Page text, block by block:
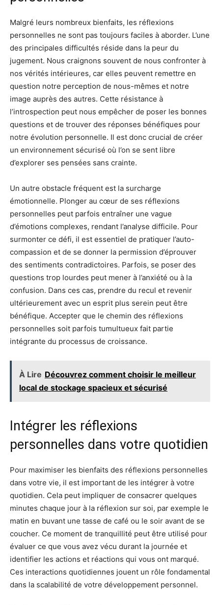
Malgré leurs nombreux bienfaits, les réflexions
personnelles ne sont pas toujours faciles à aborder. L’une
des principales difficultés réside dans la peur du
jugement. Nous craignons souvent de nous confronter à
nos vérités intérieures, car elles peuvent remettre en
question notre perception de nous-mêmes et notre
image auprès des autres. Cette résistance à
l’introspection peut nous empêcher de poser les bonnes
questions et de trouver des réponses bénéfiques pour
notre évolution personnelle. Il est donc crucial de créer
un environnement sécurisé où l’on se sent libre
d’explorer ses pensées sans crainte.
Un autre obstacle fréquent est la surcharge
émotionnelle. Plonger au cœur de ses réflexions
personnelles peut parfois entraîner une vague
d’émotions complexes, rendant l’analyse difficile. Pour
surmonter ce défi, il est essentiel de pratiquer l’auto-
compassion et de se donner la permission d’éprouver
des sentiments contradictoires. Parfois, se poser des
questions trop lourdes peut mener à l’anxiété ou à la
confusion. Dans ces cas, prendre du recul et revenir
ultérieurement avec un esprit plus serein peut être
bénéfique. Accepter que le chemin des réflexions
personnelles soit parfois tumultueux fait partie
intégrante du processus de croissance.
À Lire Découvrez comment choisir le meilleur
local de stockage spacieux et sécurisé
Intégrer les réflexions
personnelles dans votre quotidien
Pour maximiser les bienfaits des réflexions personnelles
dans votre vie, il est important de les intégrer à votre
quotidien. Cela peut impliquer de consacrer quelques
minutes chaque jour à la réflexion sur soi, par exemple le
matin en buvant une tasse de café ou le soir avant de se
coucher. Ce moment de tranquillité peut être utilisé pour
évaluer ce que vous avez vécu durant la journée et
identifier les actions et réactions qui vous ont marqué.
Ces interactions quotidiennes jouent un rôle fondamental
dans la scalabilité de votre développement personnel.